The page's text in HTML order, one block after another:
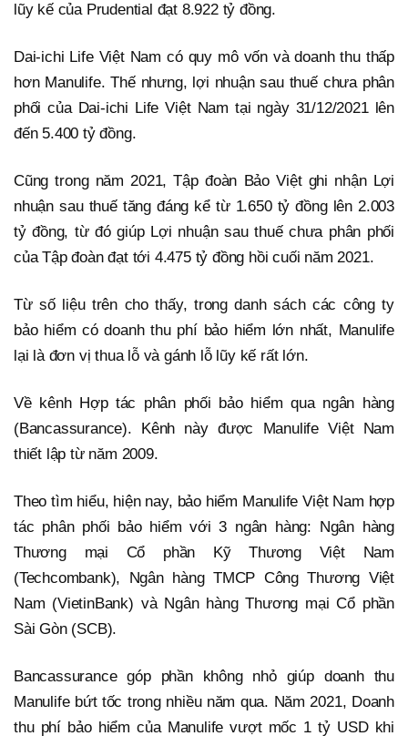
lũy kế của Prudential đạt 8.922 tỷ đồng.
Dai-ichi Life Việt Nam có quy mô vốn và doanh thu thấp
hơn Manulife. Thế nhưng, lợi nhuận sau thuế chưa phân
phối của Dai-ichi Life Việt Nam tại ngày 31/12/2021 lên
đến 5.400 tỷ đồng.
Cũng trong năm 2021, Tập đoàn Bảo Việt ghi nhận Lợi
nhuận sau thuế tăng đáng kể từ 1.650 tỷ đồng lên 2.003
tỷ đồng, từ đó giúp Lợi nhuận sau thuế chưa phân phối
của Tập đoàn đạt tới 4.475 tỷ đồng hồi cuối năm 2021.
Từ số liệu trên cho thấy, trong danh sách các công ty
bảo hiểm có doanh thu phí bảo hiểm lớn nhất, Manulife
lại là đơn vị thua lỗ và gánh lỗ lũy kế rất lớn.
Về kênh Hợp tác phân phối bảo hiểm qua ngân hàng
(Bancassurance). Kênh này được Manulife Việt Nam
thiết lập từ năm 2009.
Theo tìm hiểu, hiện nay, bảo hiểm Manulife Việt Nam hợp
tác phân phối bảo hiểm với 3 ngân hàng: Ngân hàng
Thương mại Cổ phần Kỹ Thương Việt Nam
(Techcombank), Ngân hàng TMCP Công Thương Việt
Nam (VietinBank) và Ngân hàng Thương mại Cổ phần
Sài Gòn (SCB).
Bancassurance góp phần không nhỏ giúp doanh thu
Manulife bứt tốc trong nhiều năm qua. Năm 2021, Doanh
thu phí bảo hiểm của Manulife vượt mốc 1 tỷ USD khi